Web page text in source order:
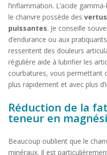
l’inflammation. L’acide
le chanvre possède des
puissantes. Je conseille
d’endurance ou aux
ressentent des douleurs
régulière aide à lubrifier les
courbatures, vous permettant
plus rapidement et avec plus
Réduction de la
teneur en
Beaucoup oublient que le
minéraux. Il est